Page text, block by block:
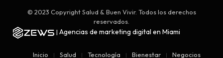
© 2023 Copyright Salud & Buen Vivir. Todos los derechos
reservados.
| Agencias de marketing digital en Miami
Inicio Salud Tecnología Bienestar Negocios